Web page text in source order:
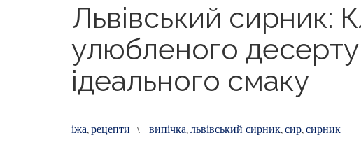
Львівський сирник:
улюбленого
ідеального смаку
іжа,рецепти \ випічка,львівський сирник,сир,сирник